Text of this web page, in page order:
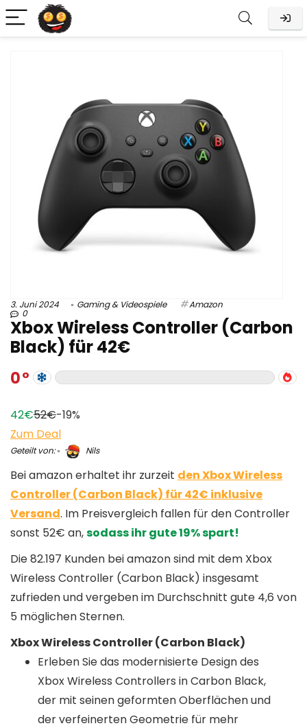
3. Juni 2024 Gaming & Videospiele Amazon
0
Xbox Wireless Controller (Carbon
Black) für 42€
0
42€52€-19%
Zum Deal
Geteilt von: Nils
Bei amazon erhaltet ihr zurzeit den Xbox Wireless
Controller (Carbon Black) für 42€ inklusive
Versand. Im Preisvergleich fallen für den Controller
sonst 52€ an,sodass ihr gute 19% spart!
Die 82.197 Kunden bei amazon sind mit dem Xbox
Wireless Controller (Carbon Black) insgesamt
zufrieden und vergeben im Durchschnitt gute 4,6 von
5 möglichen Sternen.
Xbox Wireless Controller (Carbon Black)
Erleben Sie das modernisierte Design des
Xbox Wireless Controllers in Carbon Black,
der mit seinen geformten Oberflächen und
der verfeinerten Geometrie für mehr